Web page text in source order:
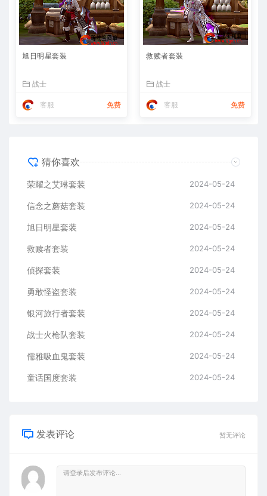
旭日明星套装
战士
客服 免费
救赎者套装
战士
客服 免费
猜你喜欢
荣耀之艾琳套装 2024-05-24
信念之蘑菇套装 2024-05-24
旭日明星套装 2024-05-24
救赎者套装 2024-05-24
侦探套装 2024-05-24
勇敢怪盗套装 2024-05-24
银河旅行者套装 2024-05-24
战士火枪队套装 2024-05-24
儒雅吸血鬼套装 2024-05-24
童话国度套装 2024-05-24
发表评论 暂无评论